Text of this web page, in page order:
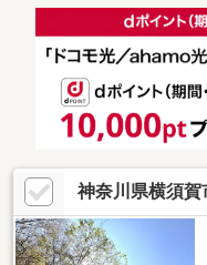
きらめないで、もう一度
因をしっかり追究すれば
ダメだったとしても「い
神奈川県横須賀